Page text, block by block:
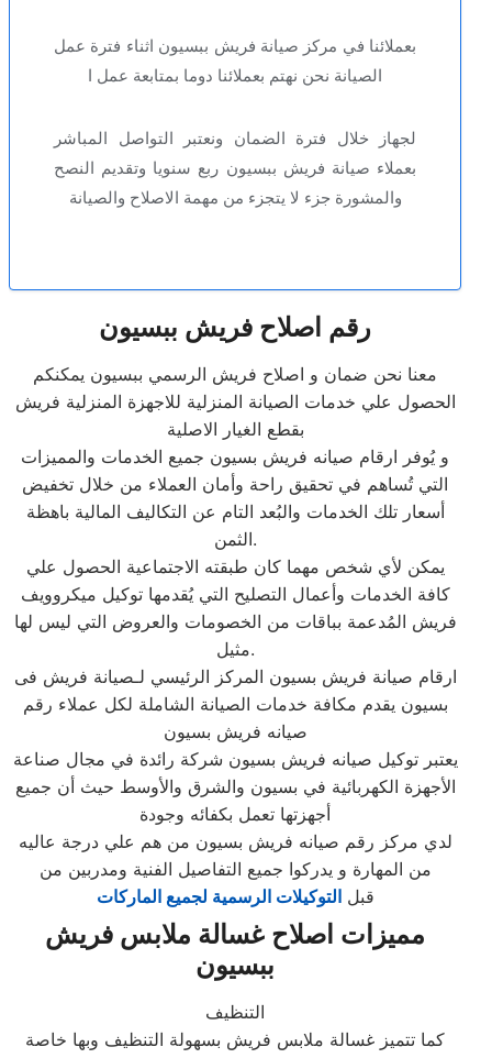
بعملائنا في مركز صيانة فريش ببسيون اثناء فترة عمل
الصيانة نحن نهتم بعملائنا دوما بمتابعة عمل ا
لجهاز خلال فترة الضمان ونعتبر التواصل المباشر
بعملاء صيانة فريش ببسيون ربع سنويا وتقديم النصح
والمشورة جزء لا يتجزء من مهمة الاصلاح والصيانة
رقم اصلاح فريش ببسيون
معنا نحن ضمان و اصلاح فريش الرسمي ببسيون يمكنكم
الحصول علي خدمات الصيانة المنزلية للاجهزة المنزلية فريش
بقطع الغيار الاصلية
و يُوفر ارقام صيانه فريش بسيون جميع الخدمات والمميزات
التي تُساهم في تحقيق راحة وأمان العملاء من خلال تخفيض
أسعار تلك الخدمات والبُعد التام عن التكاليف المالية باهظة
الثمن.
يمكن لأي شخص مهما كان طبقته الاجتماعية الحصول علي
كافة الخدمات وأعمال التصليح التي يُقدمها توكيل ميكروويف
فريش المُدعمة بباقات من الخصومات والعروض التي ليس لها
مثيل.
ارقام صيانة فريش بسيون المركز الرئيسي لـصيانة فريش فى
بسيون يقدم مكافة خدمات الصيانة الشاملة لكل عملاء رقم
صيانه فريش بسيون
يعتبر توكيل صيانه فريش بسيون شركة رائدة في مجال صناعة
الأجهزة الكهربائية في بسيون والشرق والأوسط حيث أن جميع
أجهزتها تعمل بكفائه وجودة
لدي مركز رقم صيانه فريش بسيون من هم علي درجة عاليه
من المهارة و يدركوا جميع التفاصيل الفنية ومدربين من
قبلالتوكيلات الرسمية لجميع الماركات
مميزات اصلاح غسالة ملابس فريش
ببسيون
التنظيف
كما تتميز غسالة ملابس فريش بسهولة التنظيف وبها خاصة